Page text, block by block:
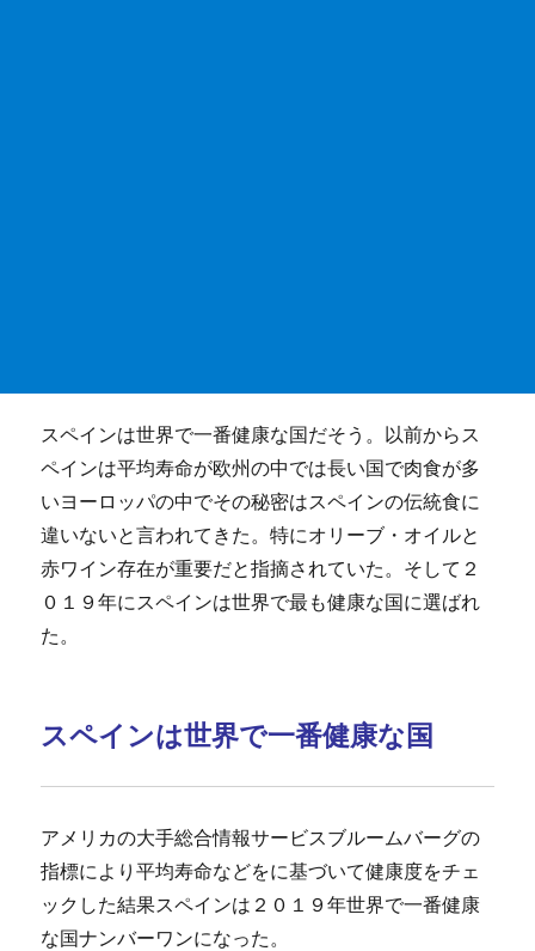
スペインは世界で一番健康な国だそう。以前からス
ペインは平均寿命が欧州の中では長い国で肉食が多
いヨーロッパの中でその秘密はスペインの伝統食に
違いないと言われてきた。特にオリーブ・オイルと
赤ワイン存在が重要だと指摘されていた。そして２
０１９年にスペインは世界で最も健康な国に選ばれ
た。
スペインは世界で一番健康な国
アメリカの大手総合情報サービスブルームバーグの
指標により平均寿命などをに基づいて健康度をチェ
ックした結果スペインは２０１９年世界で一番健康
な国ナンバーワンになった。